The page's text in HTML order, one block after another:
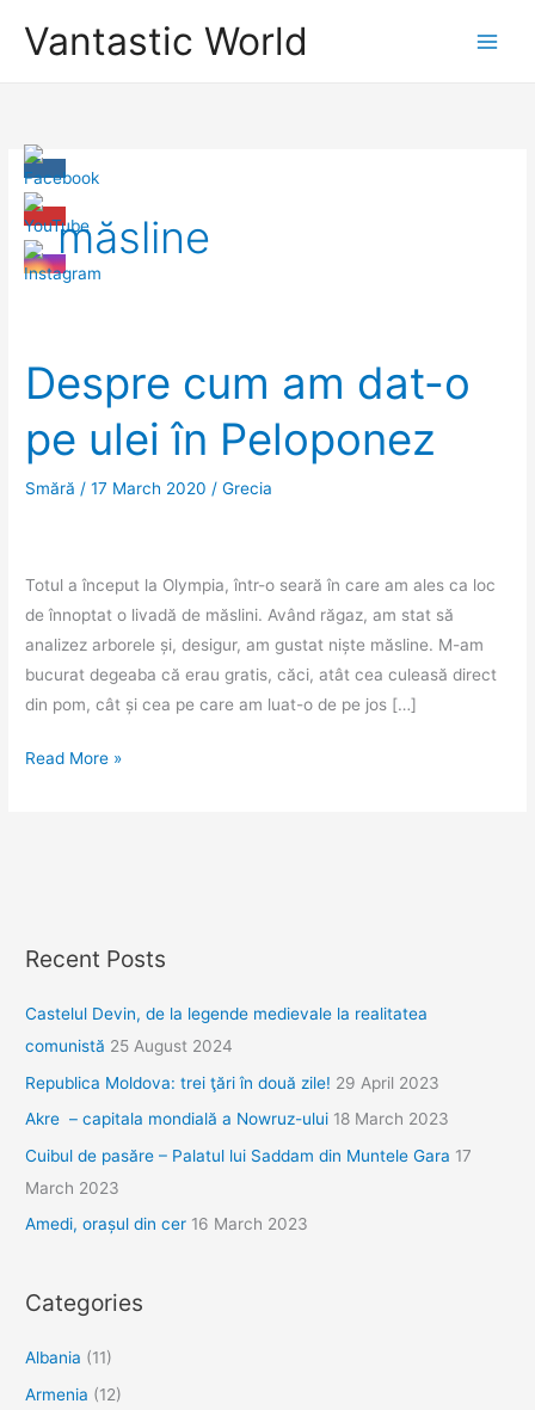
Vantastic World
măsline
Despre cum am dat-o
pe ulei în Peloponez
Smără /17 March 2020 /Grecia
Totul a început la Olympia, într-o seară în care am ales ca loc
de înnoptat o livadă de măslini. Având răgaz, am stat să
analizez arborele și, desigur, am gustat niște măsline. M-am
bucurat degeaba că erau gratis, căci, atât cea culeasă direct
din pom, cât și cea pe care am luat-o de pe jos […]
Despre
în
Read More »
Recent Posts
Castelul Devin, de la legende medievale la realitatea
comunistă 25 August 2024
Republica Moldova: trei ţări în două zile! 29 April 2023
Akre – capitala mondială a Nowruz-ului 18 March 2023
Cuibul de pasăre – Palatul lui Saddam din Muntele Gara 17
March 2023
Amedi, orașul din cer 16 March 2023
Categories
Albania (11)
Armenia (12)